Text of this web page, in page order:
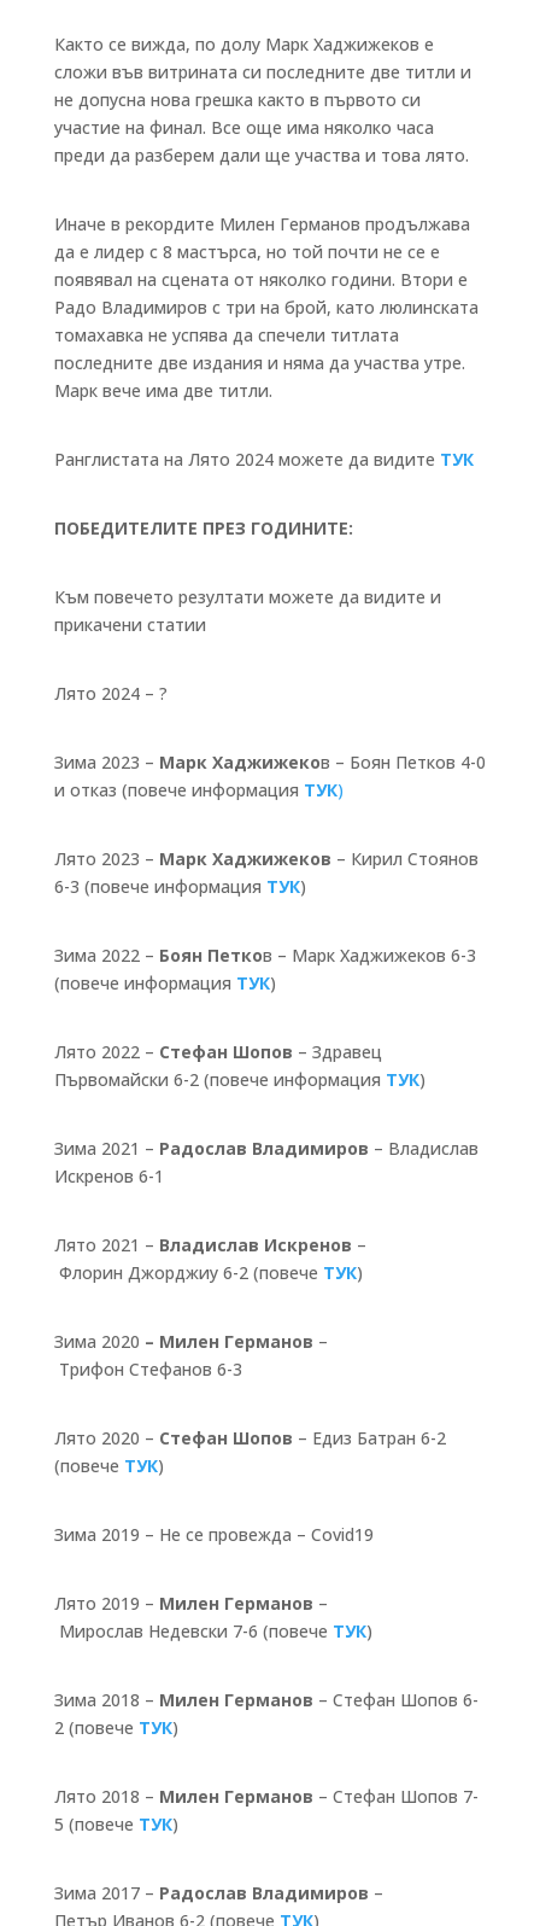
Както се вижда, по долу Марк Хаджижеков е
сложи във витрината си последните две титли и
не допусна нова грешка както в първото си
участие на финал. Все още има няколко часа
преди да разберем дали ще участва и това лято.
Иначе в рекордите Милен Германов продължава
да е лидер с 8 мастърса, но той почти не се е
появявал на сцената от няколко години. Втори е
Радо Владимиров с три на брой, като люлинската
томахавка не успява да спечели титлата
последните две издания и няма да участва утре.
Марк вече има две титли.
Ранглистата на Лято 2024 можете да видите ТУК
ПОБЕДИТЕЛИТЕ ПРЕЗ ГОДИНИТЕ:
Към повечето резултати можете да видите и
прикачени статии
Лято 2024 – ?
Зима 2023 – Марк Хаджижеков – Боян Петков 4-0
и отказ (повече информация ТУК)
Лято 2023 – Марк Хаджижеков – Кирил Стоянов
6-3 (повече информация ТУК)
Зима 2022 – Боян Петков – Марк Хаджижеков 6-3
(повече информация ТУК)
Лято 2022 – Стефан Шопов – Здравец
Първомайски 6-2 (повече информация ТУК)
Зима 2021 – Радослав Владимиров – Владислав
Искренов 6-1
Лято 2021 – Владислав Искренов –
Флорин Джорджиу 6-2 (повече ТУК)
Зима 2020 – Милен Германов –
Трифон Стефанов 6-3
Лято 2020 – Стефан Шопов – Едиз Батран 6-2
(повече ТУК)
Зима 2019 – Не се провежда – Covid19
Лято 2019 – Милен Германов –
Мирослав Недевски 7-6 (повече ТУК)
Зима 2018 – Милен Германов – Стефан Шопов 6-
2 (повече ТУК)
Лято 2018 – Милен Германов – Стефан Шопов 7-
5 (повече ТУК)
Зима 2017 – Радослав Владимиров –
Петър Иванов 6-2 (повече ТУК)